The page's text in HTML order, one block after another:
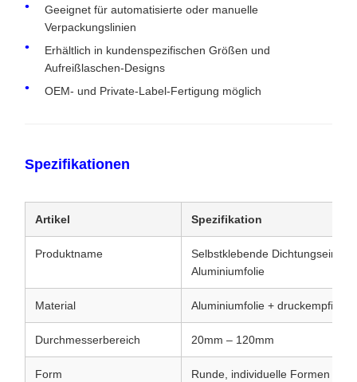
Geeignet für automatisierte oder manuelle
Verpackungslinien
Erhältlich in kundenspezifischen Größen und
Aufreißlaschen-Designs
OEM- und Private-Label-Fertigung möglich
Spezifikationen
Artikel Spezifikation
Produktname
Selbstklebende
Aluminiumfolie
Material Aluminiumfolie +
Durchmesserbereich 20mm – 120mm
Form Runde, individuelle Formen